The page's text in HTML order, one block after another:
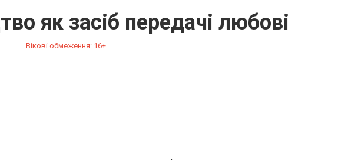
як засіб передачі любові
Вікові обмеження: 16+